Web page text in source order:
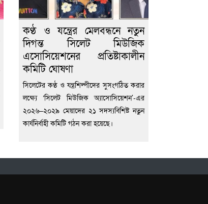
কণ্ঠ ও যন্ত্রের মেলবন্ধনে নতুন
দিগন্ত সিলেট মিউজিক
এসোসিয়েশনের প্রতিষ্টাকালীন
কমিটি ঘোষণা
সিলেটের কণ্ঠ ও যন্ত্রশিল্পীদের সুসংগঠিত করার
লক্ষ্যে ‘সিলেট মিউজিক অ্যাসোসিয়েশন’-এর
২০২৬–২০২৯ মেয়াদের ২১ সদস্যবিশিষ্ট নতুন
কার্যনির্বাহী কমিটি গঠন করা হয়েছে।